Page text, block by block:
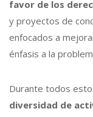
favor de los
y proyectos de
enfocados a
énfasis a la
Durante todos
diversidad de